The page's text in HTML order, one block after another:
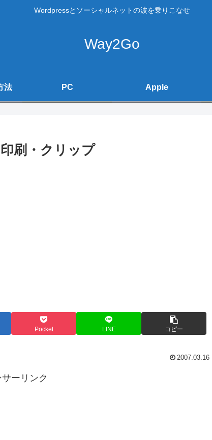
Wordpressとソーシャルネットの波を乗りこなせ
Way2Go
法 PC Apple
刷・クリップ
Pocket LINE コピー
2007.03.16
ーリンク